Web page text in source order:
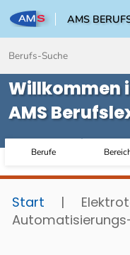
AMS
Willkommen
AMS
Berufe
Start |